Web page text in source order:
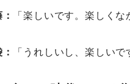
「楽しいです。楽しく
「うれしいし、楽しい